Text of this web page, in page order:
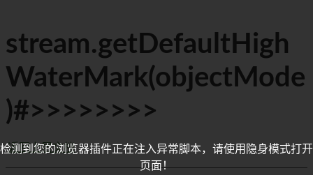
stream.getDefaultHigh
WaterMark(objectMode
)#>>>>>>>>
返回上层文档
检测到您的浏览器插件正在注入异常脚本，请使用隐身模式打开
页面！